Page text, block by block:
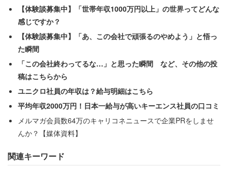
スタント）の枠を超えた業務を任され一気に残業代が増え
た」と語る。
「最初の1年目は頑張れたし、やりがいもあったが評価は
大きく変わらない。2年目は1年目以上に頑張ったが評価は
ほとんど変化なし。3年目は頑張ることに疲れ退職を考え
ながら仕事をしていた」
「パートさんより安い時給で働いていたのか
とショックを受けた」
【体験談募集中】「世帯年収1000万円以上」の世界ってどんな
感じですか？
【体験談募集中】「あ、この会社で頑張るのやめよう」と悟っ
た瞬間
「この会社終わってるな…」と思った瞬間 など、その他の投
稿はこちらから
ユニクロ社員の年収は？給与明細はこちら
平均年収2000万円！日本一給与が高いキーエンス社員の口コミ
メルマガ会員数64万のキャリコネニュースで企業PRをしませ
んか？【媒体資料】
関連キーワード